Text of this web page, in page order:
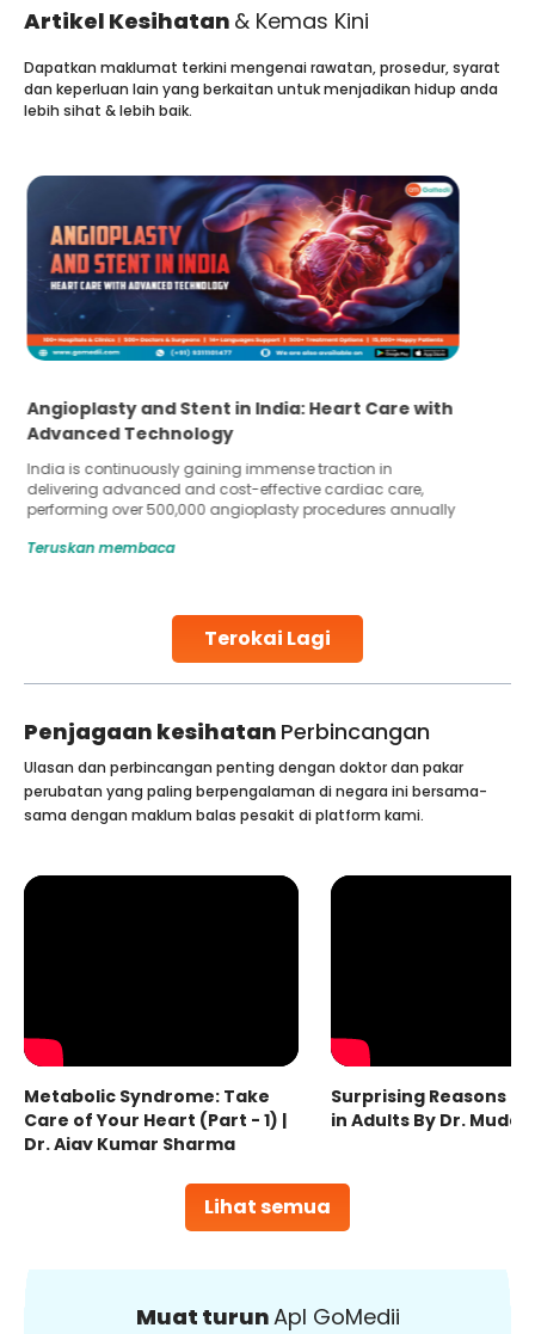
Artikel Kesihatan & Kemas Kini
Terokai Lagi
Dapatkan maklumat terkini mengenai rawatan, prosedur, syarat
dan keperluan lain yang berkaitan untuk menjadikan hidup anda
lebih sihat & lebih baik.
5 Essential Steps for Effective Human Sperm
Collection and Processing Methods
Human sperm collection and processing are critical steps
in advanced reproductive techniques like In Vitro
Fertilization (IVF) and intrauterine insemination (IUI). These
challenges and help couples achieve their dream of
collected, they process the
Teruskan membaca
Penjagaan kesihatan Perbincangan
Lihat semua
Ulasan dan perbincangan penting dengan doktor dan pakar
perubatan yang paling berpengalaman di negara ini bersama-
sama dengan maklum balas pesakit di platform kami.
Metabolic Syndrome: Take
Care of Your Heart (Part - 1) |
Dr. Ajay Kumar Sharma
Surprising Reasons
in Adults By Dr.
Muat turunApl GoMedii